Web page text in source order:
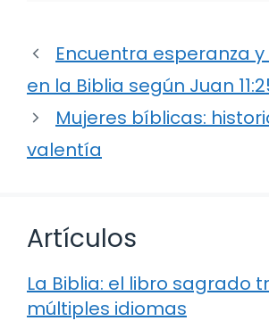
Encuentra esperanza
en la Biblia según Juan
Mujeres bíblicas:
valentía
Artículos
La Biblia: el libro sagrado
múltiples idiomas